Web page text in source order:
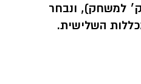
האחרונה (27.1 נק׳ למשחק), ונבחר
השלישית.